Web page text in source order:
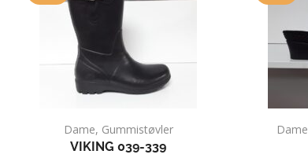
Dame, Gummistøvler
VIKING 039-339
Dame